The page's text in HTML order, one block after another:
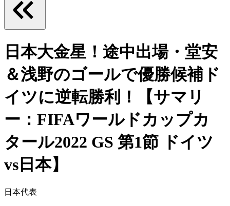
日本大金星！途中出場・堂安
＆浅野のゴールで優勝候補ド
イツに逆転勝利！【サマリ
ー：FIFAワールドカップカ
タール2022 GS 第1節 ドイツ
vs日本】
日本代表